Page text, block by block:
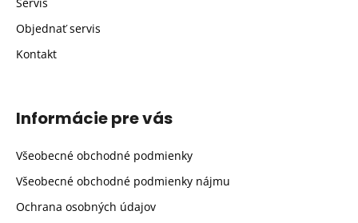
Objednať servis
Kontakt
Informácie pre vás
Všeobecné obchodné podmienky
Všeobecné obchodné podmienky nájmu
Ochrana osobných údajov